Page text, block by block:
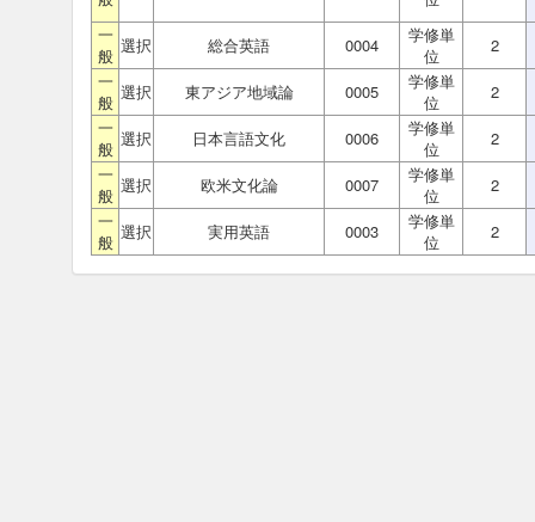
一
般 選択 総合英語 0004
学修単
位
2
一
般 選択 東アジア地域論 0005
学修単
位
2
一
般 選択 日本言語文化 0006
学修単
位
2
一
般 選択 欧米文化論 0007
学修単
位
2
一
般 選択 実用英語 0003
学修単
位
2